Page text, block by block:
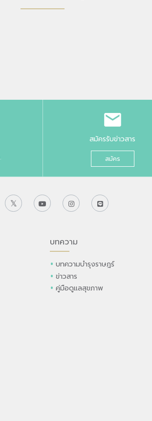
สมัครรับข่าวสาร
สมัคร
บทความ
บทความบำรุงราษฎร์
ข่าวสาร
คู่มือดูแลสุขภาพ